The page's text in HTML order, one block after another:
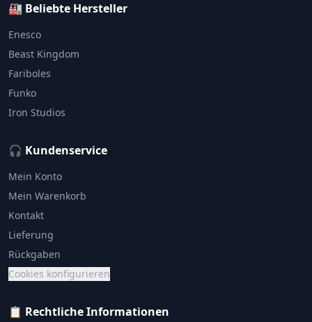
🏭 Beliebte Hersteller
Enesco
Beast Kingdom
Fariboles
Funko
Iron Studios
🎧 Kundenservice
Mein Konto
Mein Warenkorb
Kontakt
Lieferung
Rückgaben
Cookies konfigurieren
📋 Rechtliche Informationen